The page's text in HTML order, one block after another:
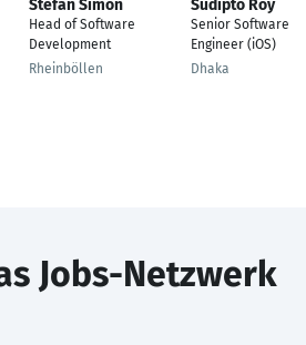
Stefan Simon
Head of Software
Development
Rheinböllen
Sudipto Roy
Senior Software
Engineer (iOS)
Dhaka
Jobs-Netzwerk